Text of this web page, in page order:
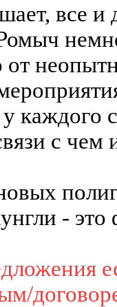
все и
от
у каждого
с чем
- это